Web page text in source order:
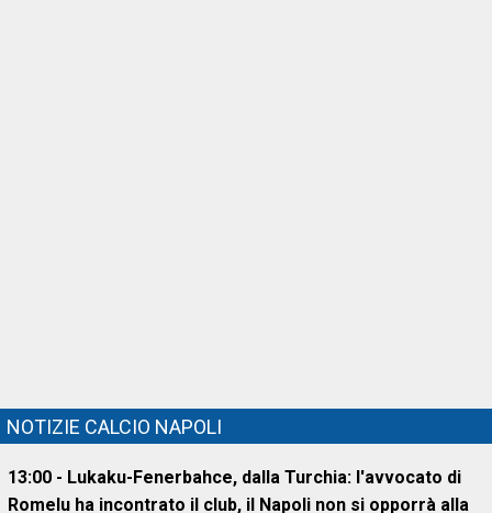
NOTIZIE CALCIO NAPOLI
13:00 - Lukaku-Fenerbahce, dalla Turchia: l'avvocato di
Romelu ha incontrato il club, il Napoli non si opporrà alla